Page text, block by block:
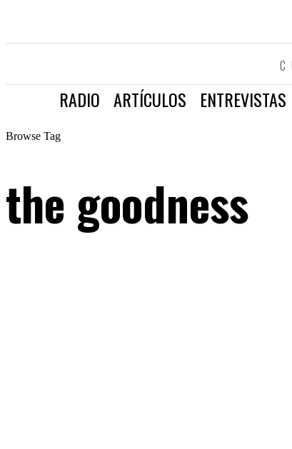
RADIO ARTÍCULOS ENTREVISTAS
Browse Tag
the goodness